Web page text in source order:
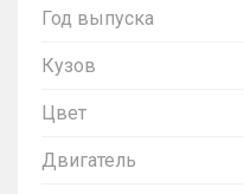
Год выпуска
Кузов
Цвет
Двигатель